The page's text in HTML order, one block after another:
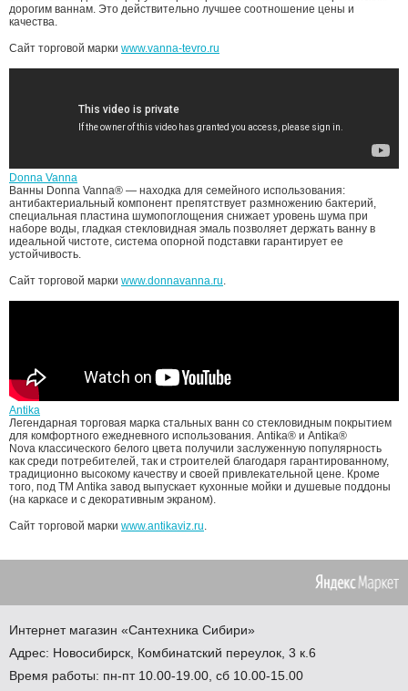
дорогим ваннам. Это действительно лучшее соотношение цены и
качества.
Сайт торговой марки www.vanna-tevro.ru
Donna Vanna
Ванны Donna Vanna® — находка для семейного использования:
антибактериальный компонент препятствует размножению бактерий,
специальная пластина шумопоглощения снижает уровень шума при
наборе воды, гладкая стекловидная эмаль позволяет держать ванну в
идеальной чистоте, система опорной подставки гарантирует ее
устойчивость.
Сайт торговой марки www.donnavanna.ru
Antika
Легендарная торговая марка стальных ванн со стекловидным покрытием
для комфортного ежедневного использования. Antika® и Antika®
Nova классического белого цвета получили заслуженную популярность
как среди потребителей, так и строителей благодаря гарантированному,
традиционно высокому качеству и своей привлекательной цене. Кроме
того, под ТМ Antika завод выпускает кухонные мойки и душевые поддоны
(на каркасе и с декоративным экраном).
Сайт торговой марки www.antikaviz.ru
Интернет магазин «Сантехника Сибири»
Адрес: Новосибирск Комбинатский переулок, 3 к.6
Время работы: пн-пт 10.00-19.00, сб 10.00-15.00